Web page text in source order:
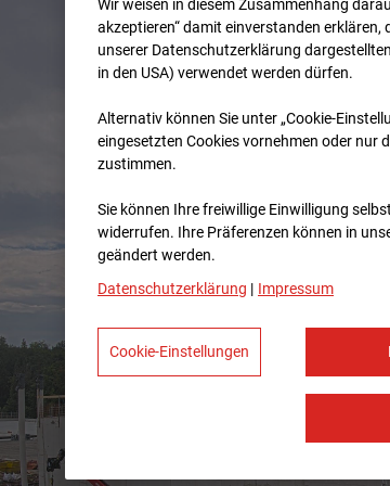
Wir weisen in diesem Zusammenhang
akzeptieren“ damit ein­ver­standen erklären,
unserer Datenschutzerklärung
in den USA) verwendet werden dürfen.
Alternativ können Sie unter „Cookie-
eingesetzten Cookies vornehmen oder nur
zustimmen.
Sie können Ihre freiwillige Einwilligung
widerrufen. Ihre Prä­fe­renzen können in
geändert werden.
Datenschutzerklärung | Impressum
Cookie-Einstellungen